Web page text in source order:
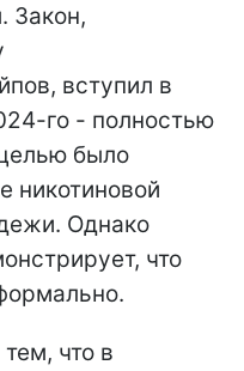
Закон,
вступил в
го - полностью
было
никотиновой
Однако
что
что в